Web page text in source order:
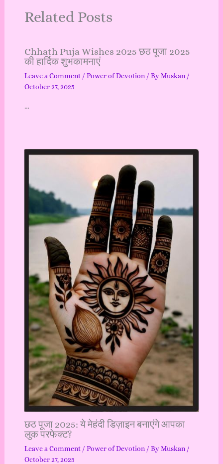
Related Posts
Chhath Puja Wishes 2025 छठ पूजा 2025
की हार्दिक शुभकामनाएं
Leave a Comment / Power of Devotion/ ByMuskan /
October 27, 2025
…
छठ पूजा 2025: ये मेहंदी डिज़ाइन बनाएंगे आपका
लुक परफेक्ट?
Leave a Comment / Power of Devotion/ ByMuskan /
October 27, 2025